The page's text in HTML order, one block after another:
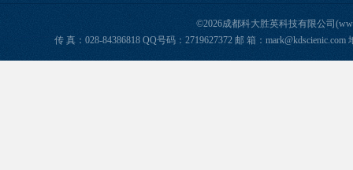
©2026成都科大胜英科技有限公司
传 真：028-84386818 QQ号码：2719627372 邮 箱：